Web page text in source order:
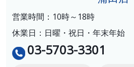
営業時間：10時～18時
休業日：日曜・祝日・年末年始
03-5703-3301